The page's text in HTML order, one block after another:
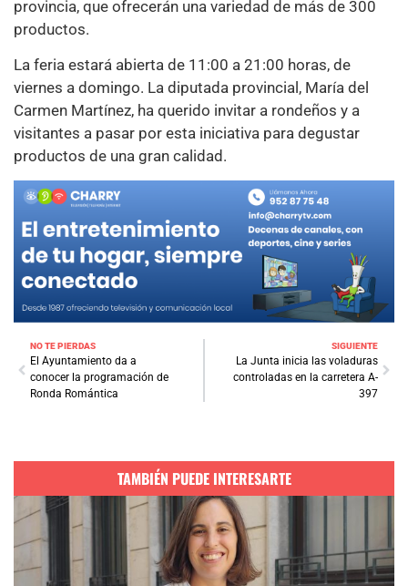
provincia, que ofrecerán una variedad de más de 300
productos.
La feria estará abierta de 11:00 a 21:00 horas, de
viernes a domingo. La diputada provincial, María del
Carmen Martínez, ha querido invitar a rondeños y a
visitantes a pasar por esta iniciativa para degustar
productos de una gran calidad.
NO TE PIERDAS
El Ayuntamiento da a
conocer la programación de
Ronda Romántica
SIGUIENTE
La Junta inicia las voladuras
controladas en la carretera A-
397
TAMBIÉN PUEDE INTERESARTE